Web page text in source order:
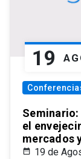
19
Seminario:
el
mercados
19 de